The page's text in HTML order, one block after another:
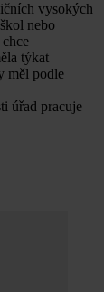
vysokých
nebo
týkat
měl podle
úřad pracuje